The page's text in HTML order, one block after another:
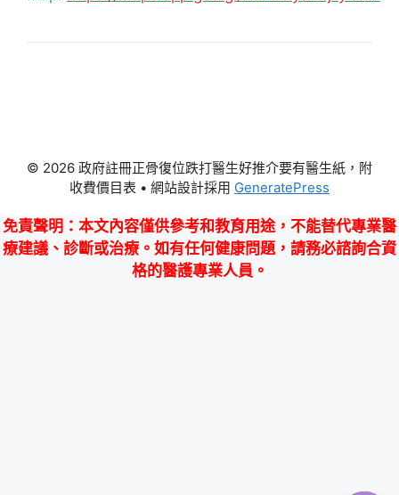
© 2026 政府註冊正骨復位跌打醫生好推介要有醫生紙，附
收費價目表 • 網站設計採用 GeneratePress
免責聲明 ：本文內容僅供參考和教育用途，不能替代專業醫
療建議、診斷或治療。如有任何健康問題，請務必諮詢合資
格的醫護專業人員。